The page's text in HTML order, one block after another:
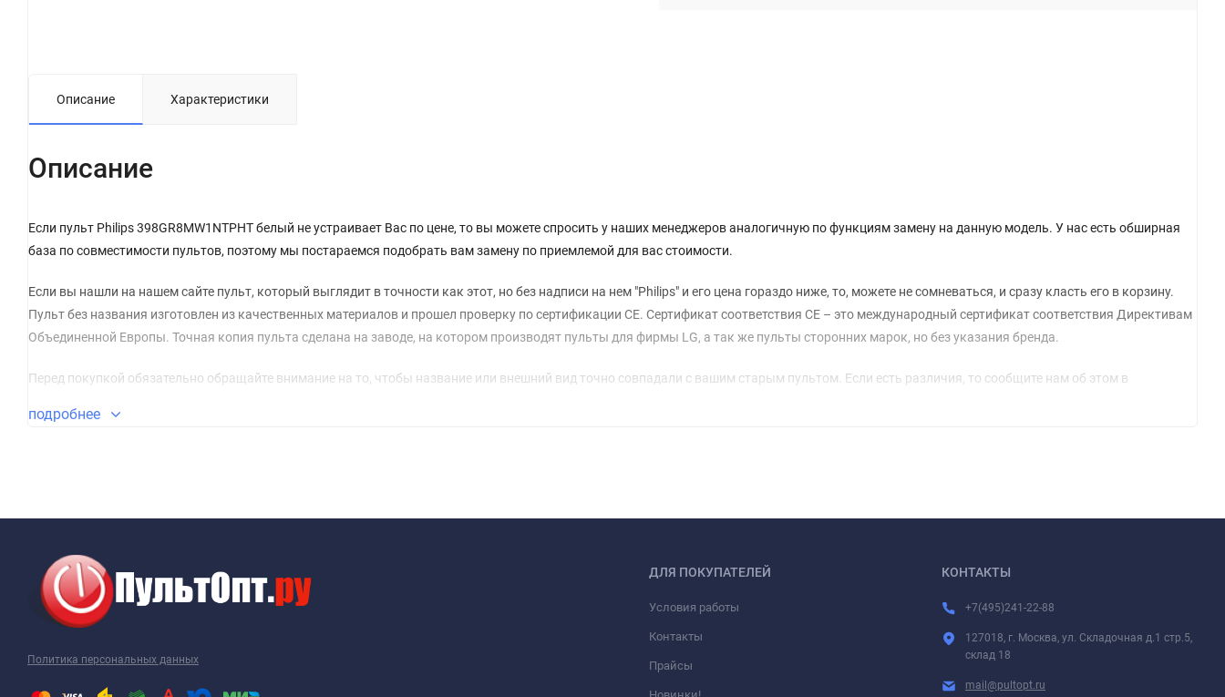
Описание Характеристики
Описание
Если пульт Philips 398GR8MW1NTPHT белый не устраивает Вас по цене, то вы можете спросить у наших менеджеров аналогичную по функциям замену на данную модель. У нас есть обширная
база по совместимости пультов, поэтому мы постараемся подобрать вам замену по приемлемой для вас стоимости.
Если вы нашли на нашем сайте пульт, который выглядит в точности как этот, но без надписи на нем "Philips" и его цена гораздо ниже, то, можете не сомневаться, и сразу класть его в корзину.
Пульт без названия изготовлен из качественных материалов и прошел проверку по сертификации CE. Сертификат соответствия СЕ – это международный сертификат соответствия Директивам
Объединенной Европы. Точная копия пульта сделана на заводе, на котором производят пульты для фирмы LG, а так же пульты сторонних марок, но без указания бренда.
Перед покупкой обязательно обращайте внимание на то, чтобы название или внешний вид точно совпадали с вашим старым пультом. Если есть различия, то сообщите нам об этом в
подробнее
Политика персональных данных
ДЛЯ ПОКУПАТЕЛЕЙ
Условия работы
Контакты
Прайсы
КОНТАКТЫ
+7(495)241-22-88
127018, г. Москва, ул. Складочная д.1 стр.5,
склад 18
mail@pultopt.ru